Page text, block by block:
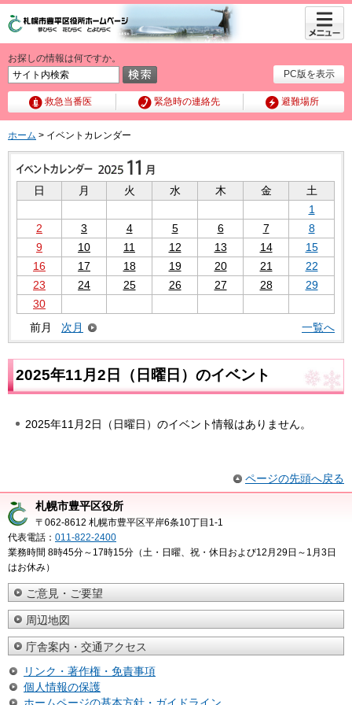
PC版を表示
お探しの情報は何ですか。
救急当番医 緊急時の連絡先 避難場所
メニュ
ー
ホーム > イベントカレンダー
日 月 火 水 木 金
土
1
2
3 4 5 6 7
8
9
10 11 12 13 14
15
16
17 18 19 20 21
22
23
24 25 26 27 28
29
30
前月
次月 一覧へ
2025年11月2日（日曜日）のイベント
2025年11月2日（日曜日）のイベント情報はありません。
ページの先頭へ戻る
札幌市豊平区役所
〒062-8612 札幌市豊平区平岸6条10丁目1-1
代表電話： 011-822-2400
業務時間 8時45分～17時15分（土・日曜、祝・休日および12月29日～1月3日
はお休み）
ご意見・ご要望
周辺地図
庁舎案内・交通アクセス
リンク・著作権・免責事項
個人情報の保護